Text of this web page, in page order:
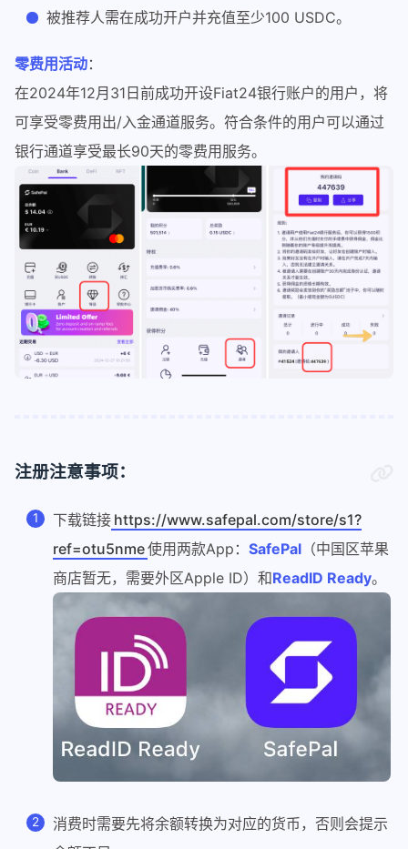
被推荐人需在成功开户并充值至少100 USDC。
零费用活动：
在2024年12月31日前成功开设Fiat24银行账户的用户，将
可享受零费用出/入金通道服务。符合条件的用户可以通过
银行通道享受最长90天的零费用服务。
注册注意事项：
下载链接 https://www.safepal.com/store/s1?
ref=otu5nme使用两款App： SafePal（中国区苹果
商店暂无，需要外区Apple ID）和ReadID Ready。
消费时需要先将余额转换为对应的货币，否则会提示